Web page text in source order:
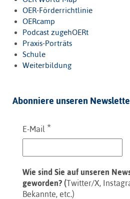
OER-Förderrichtlinie
OERcamp
Podcast zugehOERt
Praxis-Porträts
Schule
Weiterbildung
Abonniere unseren
E-Mail *
Wie sind Sie auf unseren
geworden? (Twitter/X,
Bekannte, etc.)